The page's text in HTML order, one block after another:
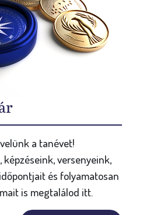
a tanévet!
képzéseink, versenyeink,
és folyamatosan
is megtalálod itt.